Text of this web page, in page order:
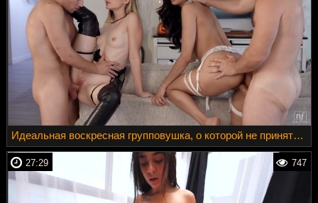
Идеальная воскресная групповушка, о которой не принято говорить
747
27:29